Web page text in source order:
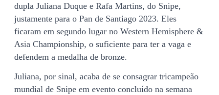
dupla Juliana Duque e Rafa Martins, do Snipe,
justamente para o Pan de Santiago 2023. Eles
ficaram em segundo lugar no Western Hemisphere &
Asia Championship, o suficiente para ter a vaga e
defendem a medalha de bronze.
Juliana, por sinal, acaba de se consagrar tricampeão
mundial de Snipe em evento concluído na semana